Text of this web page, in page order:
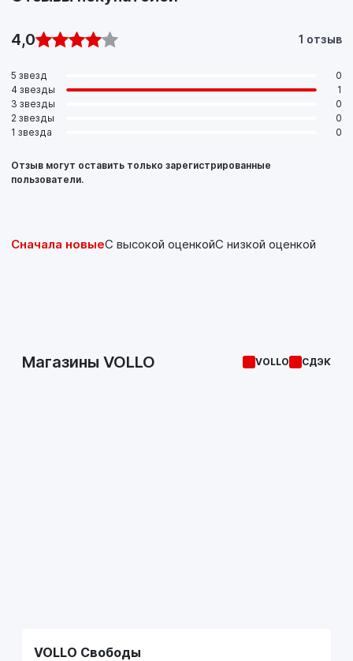
4,0 1 отзыв
5 звезд
0
4 звезды
1
3 звезды
0
2 звезды
0
1 звезда
0
Отзыв могут оставить только зарегистрированные
пользователи.
Сначала новыеС высокой оценкойС низкой оценкой
Магазины VOLLO VOLLO СДЭК
VOLLO Свободы